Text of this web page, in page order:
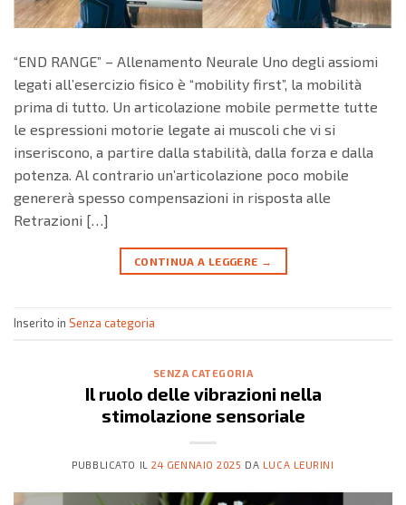
“END RANGE” – Allenamento Neurale Uno degli assiomi
legati all’esercizio fisico è “mobility first”, la mobilità
prima di tutto. Un articolazione mobile permette tutte
le espressioni motorie legate ai muscoli che vi si
inseriscono, a partire dalla stabilità, dalla forza e dalla
potenza. Al contrario un’articolazione poco mobile
genererà spesso compensazioni in risposta alle
Retrazioni […]
CONTINUA A LEGGERE →
Inserito in Senza categoria
SENZA CATEGORIA
Il ruolo delle vibrazioni nella
stimolazione sensoriale
PUBBLICATO IL24 GENNAIO 2025 DA LUCA LEURINI